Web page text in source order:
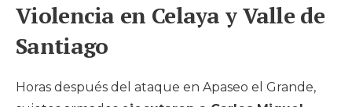
Violencia en Celaya y Valle de
Santiago
Horas después del ataque en Apaseo el Grande,